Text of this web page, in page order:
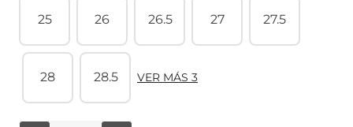
25 26 26.5 27 27.5
28 28.5 VER MÁS 3